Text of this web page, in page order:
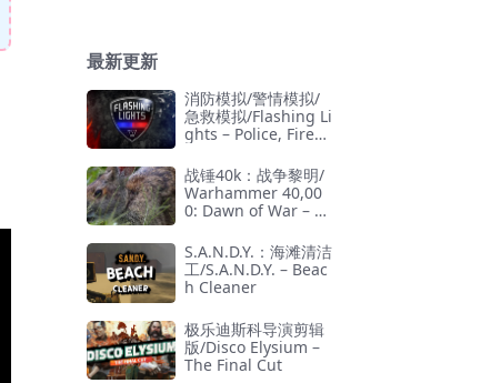
最新更新
消防模拟/警情模拟/
急救模拟/Flashing Li
ghts – Police, Firefi
Services Simulator
战锤40k：战争黎明/
Warhammer 40,00
0: Dawn of War – D
S.A.N.D.Y.：海滩清洁
工/S.A.N.D.Y. – Beac
h Cleaner
极乐迪斯科导演剪辑
版/Disco Elysium –
The Final Cut